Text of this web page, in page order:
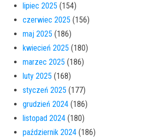
lipiec 2025 (154)
czerwiec 2025 (156)
maj 2025 (186)
kwiecień 2025 (180)
marzec 2025 (186)
luty 2025 (168)
styczeń 2025 (177)
grudzień 2024 (186)
listopad 2024 (180)
październik 2024 (186)